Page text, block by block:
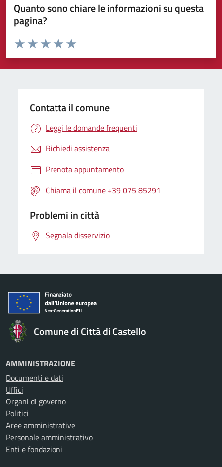
Quanto sono chiare le informazioni su questa
pagina?
Valuta da 1 a 5 stelle la pagina
Valuta 5 stelle su 5
Valuta 4 stelle su 5
Valuta 3 stelle su 5
Valuta 2 stelle su 5
Valuta 1 stelle su 5
Contatta il comune
Leggi le domande frequenti
Richiedi assistenza
Prenota appuntamento
Chiama il comune +39 075 85291
Problemi in città
Segnala disservizio
Comune di Città di Castello
AMMINISTRAZIONE
Documenti e dati
Uffici
Organi di governo
Politici
Aree amministrative
Personale amministrativo
Enti e fondazioni